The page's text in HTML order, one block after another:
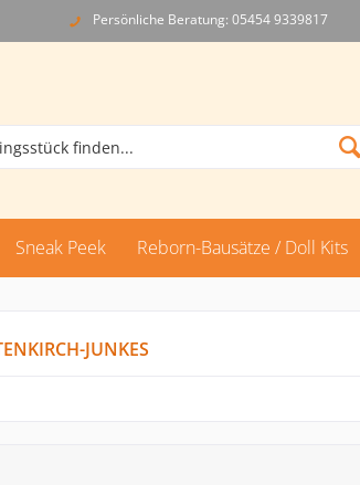
Persönliche Beratung: 05454 9339817
Sneak Peek Reborn-Bausätze / Doll Kits
JUNKES